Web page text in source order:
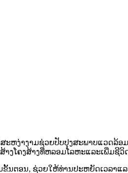
ຫງ່າງາມຊ່ວຍປັບປຸງສະພາບແວດລ້
ສ້າງໂຄງສ້າງທີ່ຫລອມໂລຫະແລະເພີ່ມຊີວິ
ຂັ້ນຕອນ, ຊ່ວຍໃຫ້ທ່ານປະຫຍັດເວລາແລ